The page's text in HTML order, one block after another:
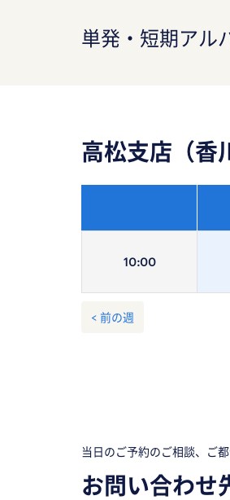
単発・短期アル
高松支店（香
10:00
< 前の週
当日のご予約のご相談、ご
お問い合わせ